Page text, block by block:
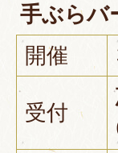
手ぶらバ
開催
受付